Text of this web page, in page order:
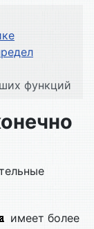
функций
имеет более